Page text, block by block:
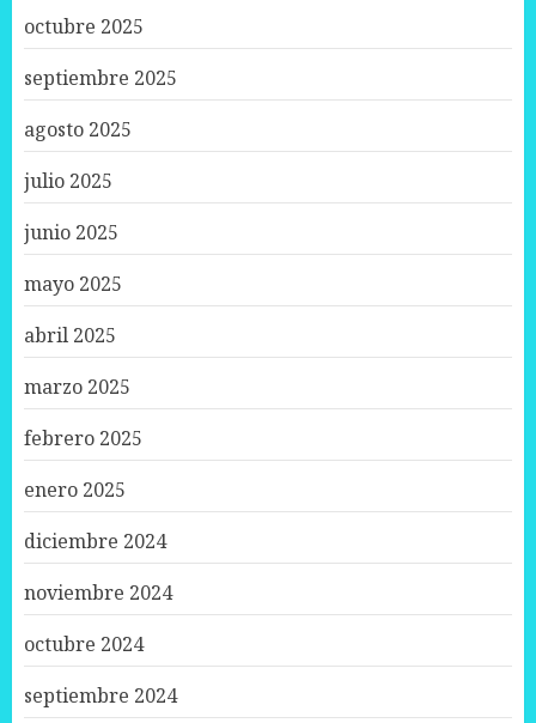
octubre 2025
septiembre 2025
agosto 2025
julio 2025
junio 2025
mayo 2025
abril 2025
marzo 2025
febrero 2025
enero 2025
diciembre 2024
noviembre 2024
octubre 2024
septiembre 2024